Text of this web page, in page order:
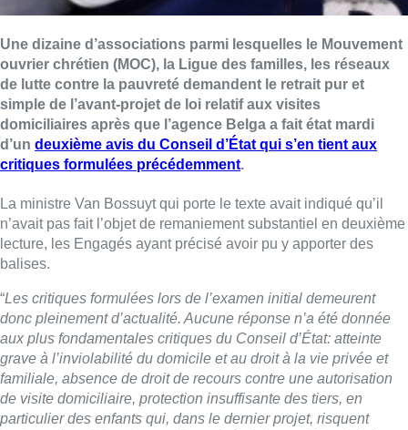
Une dizaine d’associations parmi lesquelles le Mouvement
ouvrier chrétien (MOC), la Ligue des familles, les réseaux
de lutte contre la pauvreté demandent le retrait pur et
simple de l’avant-projet de loi relatif aux visites
domiciliaires après que l’agence Belga a fait état mardi
d’un deuxième avis du Conseil d’État qui s’en tient aux
critiques formulées précédemment.
La ministre Van Bossuyt qui porte le texte avait indiqué qu’il
n’avait pas fait l’objet de remaniement substantiel en deuxième
lecture, les Engagés ayant précisé avoir pu y apporter des
balises.
“Les critiques formulées lors de l’examen initial demeurent
donc pleinement d’actualité. Aucune réponse n’a été donnée
aux plus fondamentales critiques du Conseil d’État: atteinte
grave à l’inviolabilité du domicile et au droit à la vie privée et
familiale, absence de droit de recours contre une autorisation
de visite domiciliaire, protection insuffisante des tiers, en
particulier des enfants qui, dans le dernier projet, risquent